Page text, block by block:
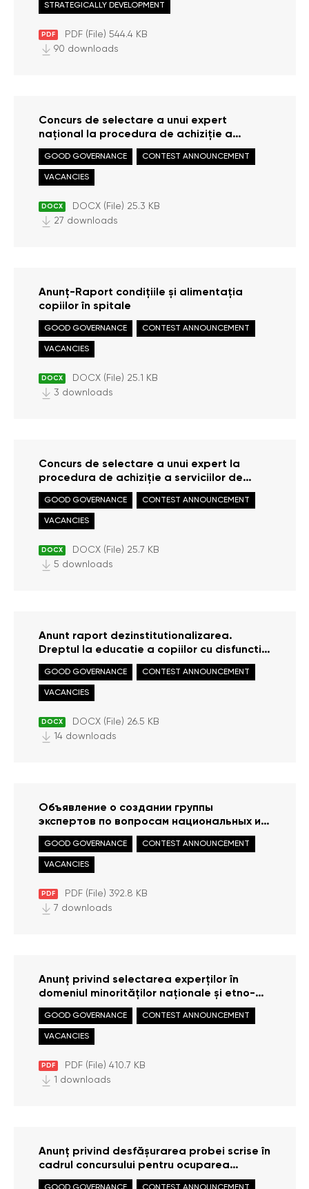
PDF PDF (File) 544.4 KB
STRATEGICALLY DEVELOPMENT
90 downloads
Concurs de selectare a unui expert
național la procedura de achiziție a
serviciilor de elaborare a unui Raportului
tematic „Dreptul la educație a copiilor de
etnie romă”
DOCX DOCX (File) 25.3 KB
GOOD GOVERNANCE CONTEST ANNOUNCEMENT
VACANCIES
27 downloads
Anunț-Raport condițiile și alimentația
copiilor în spitale
DOCX DOCX (File) 25.1 KB
GOOD GOVERNANCE CONTEST ANNOUNCEMENT
VACANCIES
3 downloads
Concurs de selectare a unui expert la
procedura de achiziție a serviciilor de
elaborare a Raportului tematic
„Exploatarea copiilor prin muncă”
DOCX DOCX (File) 25.7 KB
GOOD GOVERNANCE CONTEST ANNOUNCEMENT
VACANCIES
5 downloads
Anunt raport dezinstitutionalizarea.
Dreptul la educatie a copiilor cu disfunctii
senzoriale
DOCX DOCX (File) 26.5 KB
GOOD GOVERNANCE CONTEST ANNOUNCEMENT
VACANCIES
14 downloads
Объявление о создании группы
экспертов по вопросам национальных и
этноязыковых меньшинств
PDF PDF (File) 392.8 KB
GOOD GOVERNANCE CONTEST ANNOUNCEMENT
VACANCIES
7 downloads
Anunț privind selectarea experților în
domeniul minorităților naționale și etno-
lingvistice din cadrul Instituțiilor Naționale
pentru Drepturile Omului din Republica
Moldova
PDF PDF (File) 410.7 KB
GOOD GOVERNANCE CONTEST ANNOUNCEMENT
VACANCIES
1 downloads
Anunț privind desfășurarea probei scrise în
cadrul concursului pentru ocuparea
funcțiilor publice din cadrul Oficiului
GOOD GOVERNANCE CONTEST ANNOUNCEMENT